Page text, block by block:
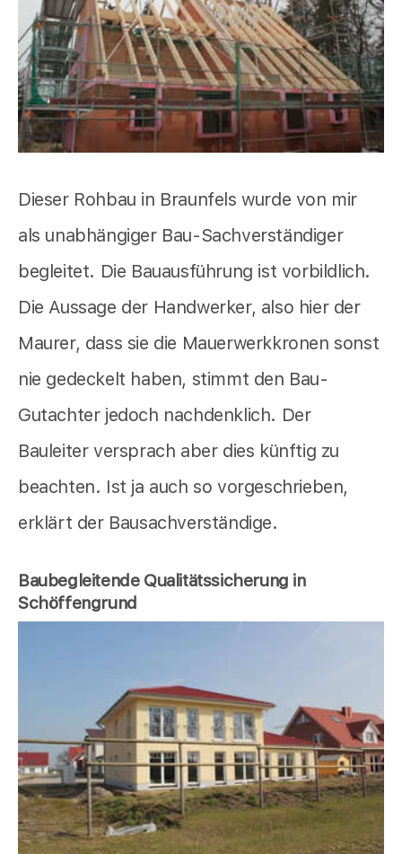
Dieser Rohbau in Braunfels wurde von mir
als unabhängiger Bau-Sachverständiger
begleitet. Die Bauausführung ist vorbildlich.
Die Aussage der Handwerker, also hier der
Maurer, dass sie die Mauerwerkkronen sonst
nie gedeckelt haben, stimmt den Bau-
Gutachter jedoch nachdenklich. Der
Bauleiter versprach aber dies künftig zu
beachten. Ist ja auch so vorgeschrieben,
erklärt der Bausachverständige.
Baubegleitende Qualitätssicherung in
Schöffengrund